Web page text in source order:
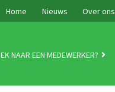
Home Nieuws Over ons
NAAR EEN MEDEWERKER?